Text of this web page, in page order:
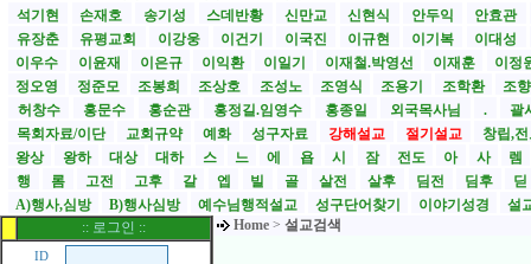
석기현
손재호 송기성 스데반황 신만교 신현식 안두익
안효관
유장춘
유평교회 이강웅 이건기 이국진 이규현 이기복
이대성
이우수
이윤재 이은규 이익환 이일기 이재철.박영선 이재훈
이정
정오영
정준모 조봉희 조상호 조성노 조영식 조용기 조학환
조
허창수
홍문수 홍순관 홍정길.임영수 홍종일 외국목사님 .
괄
목회자료/이단
교회규약 예화 성구자료 강해설교 절기설교
창립,
왕상
왕하 대상 대하 스 느 에 욥 시 잠 전도 아 사
렘
행
롬 고전 고후 갈 엡 빌 골 살전 살후 딤전 딤후
딛
A)행사,심방
B)행사심방 예수님행적설교 성구단어찾기 이야기성경
설
:: 로그인 ::
ID
Home > 설교검색